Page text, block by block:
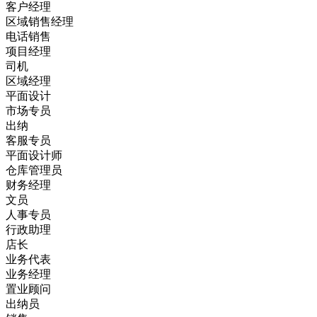
客户经理
区域销售经理
电话销售
项目经理
司机
区域经理
平面设计
市场专员
出纳
客服专员
平面设计师
仓库管理员
财务经理
文员
人事专员
行政助理
店长
业务代表
业务经理
置业顾问
出纳员